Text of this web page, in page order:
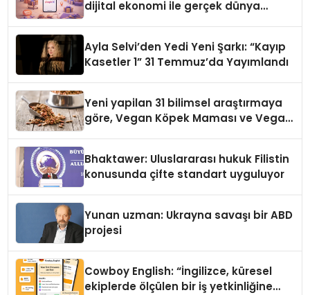
dijital ekonomi ile gerçek dünya
Ayla Selvi’den Yedi Yeni Şarkı: “Kayıp
Kasetler 1” 31 Temmuz’da Yayımlandı
Yeni yapilan 31 bilimsel araştırmaya
göre, Vegan Köpek Maması ve Vegan
Bhaktawer: Uluslararası hukuk Filistin
konusunda çifte standart uyguluyor
Yunan uzman: Ukrayna savaşı bir ABD
projesi
Cowboy English: “İngilizce, küresel
ekiplerde ölçülen bir iş yetkinliğine